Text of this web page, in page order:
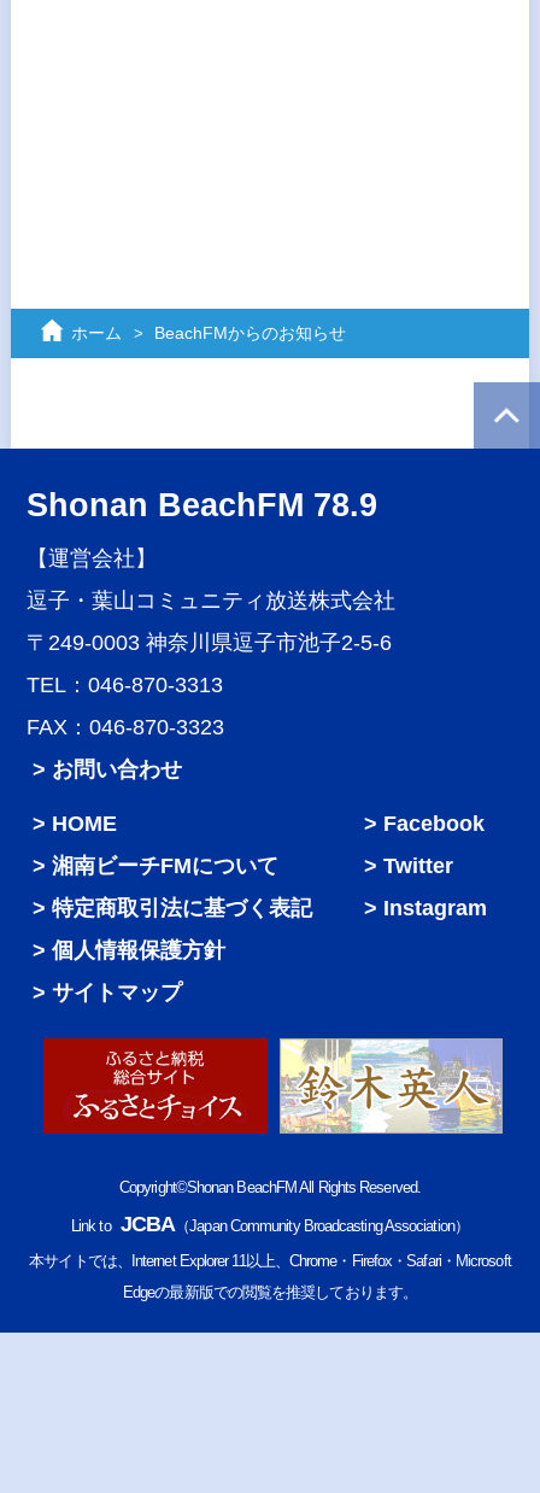
ホーム BeachFMからのお知らせ
Shonan BeachFM 78.9
【運営会社】
逗子・葉山コミュニティ放送株式会社
〒249-0003 神奈川県逗子市池子2-5-6
TEL：046-870-3313
FAX：046-870-3323
> お問い合わせ
HOME
湘南ビーチFMについて
特定商取引法に基づく表記
個人情報保護方針
サイトマップ
Facebook
Twitter
Instagram
Copyright©Shonan BeachFM All Rights Reserved.
Link to JCBA（Japan Community Broadcasting Association）
本サイトでは、Internet Explorer 11以上、Chrome・Firefox・Safari・Microsoft
Edgeの最新版での閲覧を推奨しております。